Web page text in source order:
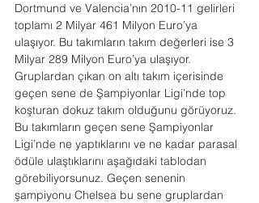
Dortmund ve Valencia’nın 2010-11 gelirleri
toplamı 2 Milyar 461 Milyon Euro’ya
ulaşıyor. Bu takımların takım değerleri ise 3
Milyar 289 Milyon Euro’ya ulaşıyor.
Gruplardan çıkan on altı takım içerisinde
geçen sene de Şampiyonlar Ligi’nde top
koşturan dokuz takım olduğunu görüyoruz.
Bu takımların geçen sene Şampiyonlar
Ligi’nde ne yaptıklarını ve ne kadar parasal
ödüle ulaştıklarını aşağıdaki tablodan
görebiliyorsunuz. Geçen senenin
şampiyonu Chelsea bu sene gruplardan